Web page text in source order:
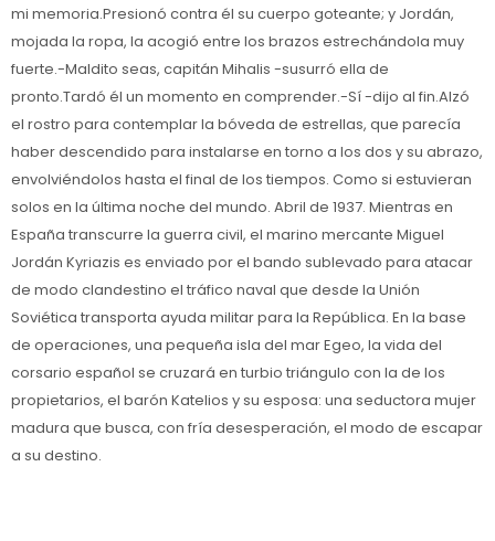
mi memoria.Presionó contra él su cuerpo goteante; y Jordán,
mojada la ropa, la acogió entre los brazos estrechándola muy
fuerte.-Maldito seas, capitán Mihalis -susurró ella de
pronto.Tardó él un momento en comprender.-Sí -dijo al fin.Alzó
el rostro para contemplar la bóveda de estrellas, que parecía
haber descendido para instalarse en torno a los dos y su abrazo,
envolviéndolos hasta el final de los tiempos. Como si estuvieran
solos en la última noche del mundo. Abril de 1937. Mientras en
España transcurre la guerra civil, el marino mercante Miguel
Jordán Kyriazis es enviado por el bando sublevado para atacar
de modo clandestino el tráfico naval que desde la Unión
Soviética transporta ayuda militar para la República. En la base
de operaciones, una pequeña isla del mar Egeo, la vida del
corsario español se cruzará en turbio triángulo con la de los
propietarios, el barón Katelios y su esposa: una seductora mujer
madura que busca, con fría desesperación, el modo de escapar
a su destino.